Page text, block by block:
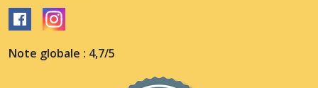
Note globale : 4,7/5